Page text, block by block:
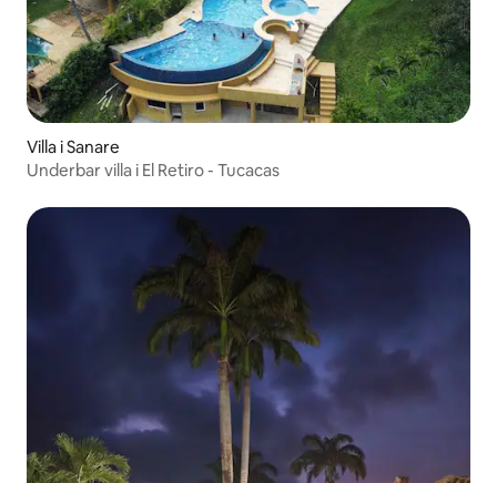
Villa i Sanare
Underbar villa i El Retiro - Tucacas